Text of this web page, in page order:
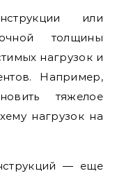
или
толщины
нагрузок и
Например,
тяжелое
нагрузок на
— еще